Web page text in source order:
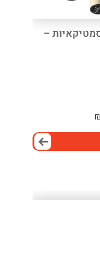
–